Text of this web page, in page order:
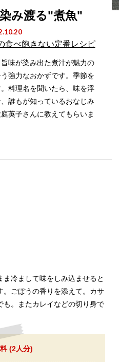
み渡る"煮魚"
食べ飽きない定番レシピ
味が染み出た煮汁が魅力の
強力なおかずです。季節を
料理名を聞いたら、味を浮
誰もが知っているおなじみ
英子さんに教えてもらいま
冷まして味をしみ込ませると
。ごぼうの香りを添えて。カサ
も。またカレイなどの切り身で
(2人分)